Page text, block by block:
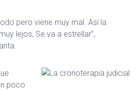
pero viene muy mal. Así la
lejos, Se va a estrellar”,
poco